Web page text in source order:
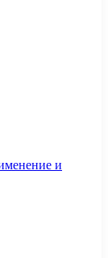
и